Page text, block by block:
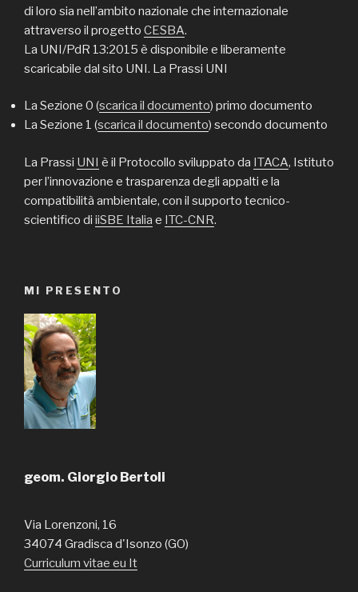
di loro sia nell’ambito nazionale che internazionale
attraverso il progetto CESBA.
La UNI/PdR 13:2015 è disponibile e liberamente
scaricabile dal sito UNI. La Prassi UNI
La Sezione 0 (scarica il documento) primo documento
La Sezione 1 (scarica il documento) secondo documento
La Prassi UNI è il Protocollo sviluppato da ITACA, Istituto
per l’innovazione e trasparenza degli appalti e la
compatibilità ambientale, con il supporto tecnico-
scientifico di iiSBE Italia e ITC-CNR.
MI PRESENTO
geom. Giorgio Bertoli
Via Lorenzoni, 16
34074 Gradisca d'Isonzo (GO)
Curriculum vitae eu It